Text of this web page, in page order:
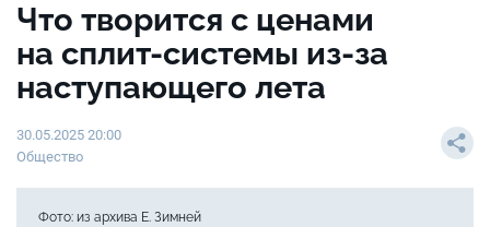
Что творится с ценами
на сплит-системы из-за
наступающего лета
30.05.2025 20:00
Общество
Фото: из архива Е. Зимней